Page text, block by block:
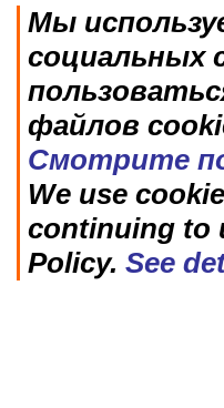
Мы
социальных
файлов
Смотрите
We use
continuing to
Policy. See